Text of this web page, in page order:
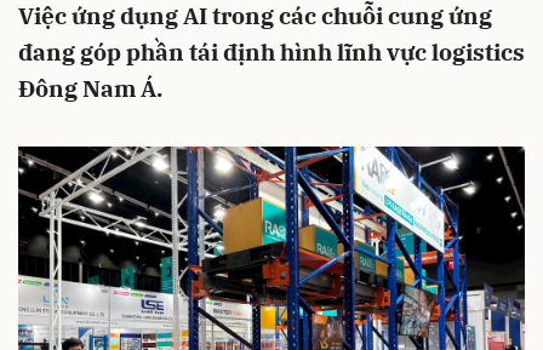
Việc ứng dụng AI trong các chuỗi cung ứng
đang góp phần tái định hình lĩnh vực logistics
Đông Nam Á.
Hủy